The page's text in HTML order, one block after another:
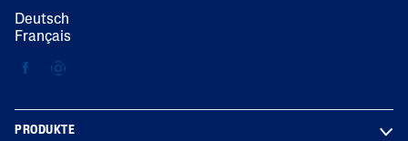
Deutsch
Français
PRODUKTE